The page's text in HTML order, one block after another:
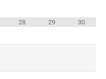
28 29 30